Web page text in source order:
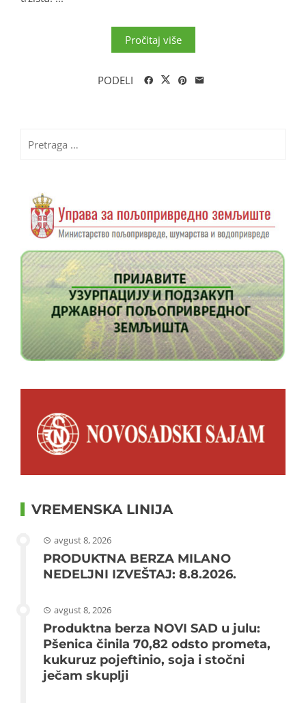
Pročitaj više
PODELI
za:
VREMENSKA LINIJA
avgust 8, 2026
PRODUKTNA BERZA MILANO
NEDELJNI IZVEŠTAJ: 8.8.2026.
avgust 8, 2026
Produktna berza NOVI SAD u julu:
Pšenica činila 70,82 odsto prometa,
kukuruz pojeftinio, soja i stočni
ječam skuplji